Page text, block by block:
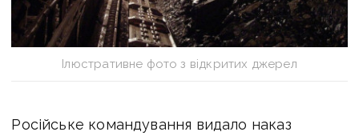
Ілюстративне фото з відкритих джерел
Російське командування видало наказ